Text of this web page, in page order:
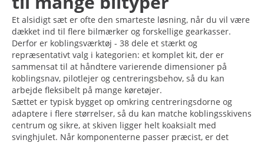
Et alsidigt sæt er ofte den smarteste løsning, når du vil være
dækket ind til flere bilmærker og forskellige gearkasser.
Derfor er koblingsværktøj - 38 dele et stærkt og
repræsentativt valg i kategorien: et komplet kit, der er
sammensat til at håndtere varierende dimensioner på
koblingsnav, pilotlejer og centreringsbehov, så du kan
arbejde fleksibelt på mange køretøjer.
Sættet er typisk bygget op omkring centreringsdorne og
adaptere i flere størrelser, så du kan matche koblingsskivens
centrum og sikre, at skiven ligger helt koaksialt med
svinghjulet. Når komponenterne passer præcist, er det